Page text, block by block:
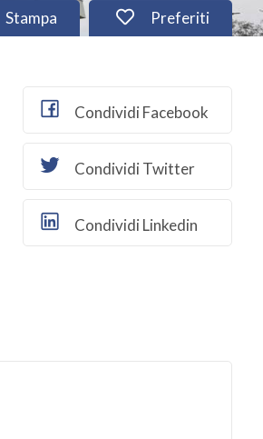
Preferiti
Stampa
Condividi Facebook
Condividi Twitter
Condividi Linkedin